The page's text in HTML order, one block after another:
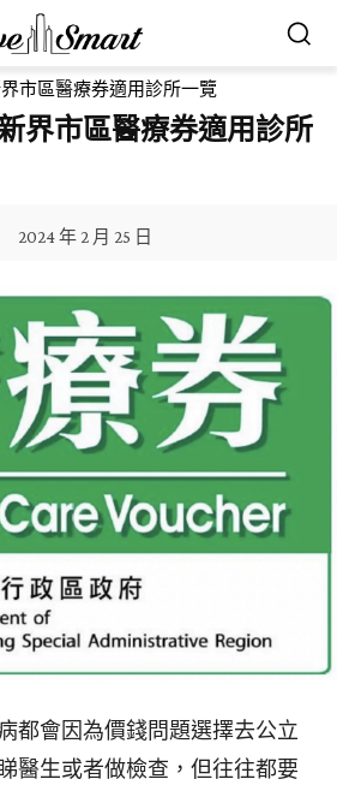
界市區醫療券適用診所一覽
界市區醫療券適用診所
2024 年 2 月 25 日
都會因為價錢問題選擇去公立
醫生或者做檢查，但往往都要